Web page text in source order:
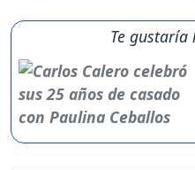
Te gustaría